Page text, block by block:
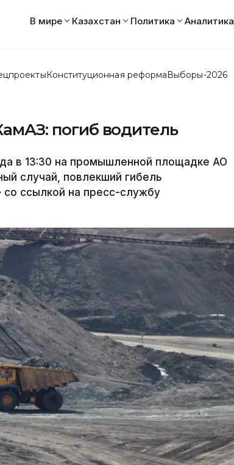
В мире Казахстан Политика Аналитика
Конституционная реформаВыборы-2026
погиб водитель
в 13:30 на промышленной площадке АО
случай, повлекший гибель
ссылкой на пресс-службу